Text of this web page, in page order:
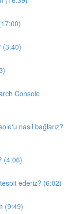
(3:40)
Console
nasıl bağlarız?
(4:06)
ederiz? (6:02)
(9:49)